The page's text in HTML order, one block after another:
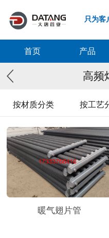
只为客
首页 产品
高频
按材质分类 按工艺
暖气翅片管